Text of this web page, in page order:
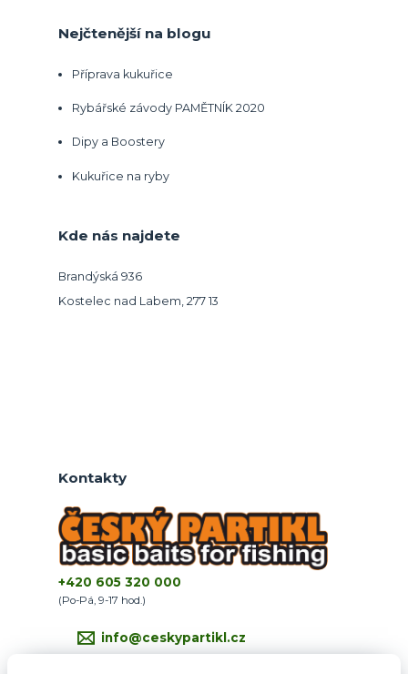
Nejčtenější na blogu
Příprava kukuřice
Rybářské závody PAMĚTNÍK 2020
Dipy a Boostery
Kukuřice na ryby
Kde nás najdete
Brandýská 936
Kostelec nad Labem, 277 13
Kontakty
+420 605 320 000
(Po-Pá, 9-17 hod.)
info@ceskypartikl.cz